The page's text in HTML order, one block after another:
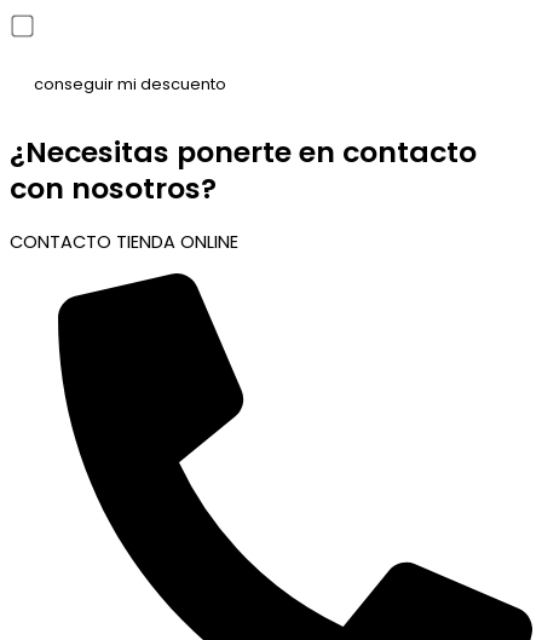
¿Necesitas ponerte en contacto
con nosotros?
CONTACTO TIENDA ONLINE